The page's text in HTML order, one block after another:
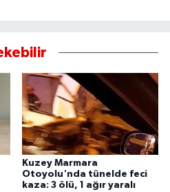
Kuzey Marmara
Otoyolu'nda tünelde feci
kaza: 3 ölü, 1 ağır yaralı